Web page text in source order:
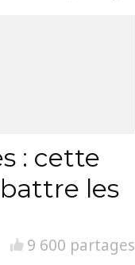
: cette
les
9 600 partages